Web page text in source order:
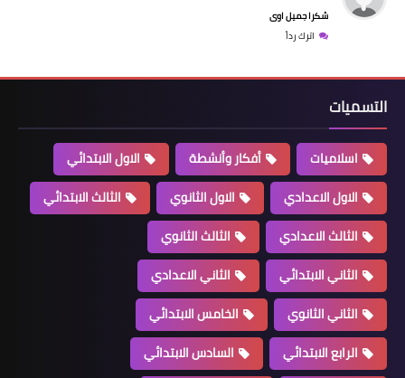
شكرا جميل اوى
اترك رداً
التسميات
اسلاميات أفكار وأنشطة
الاول الابتدائي
الاول الاعدادي
الاول الثانوي
الثالث الابتدائي
الثالث الاعدادي
الثالث الثانوي
الثاني الابتدائي
الثاني الاعدادي
الثاني الثانوي
الخامس الابتدائي
الرابع الابتدائي
السادس الابتدائي